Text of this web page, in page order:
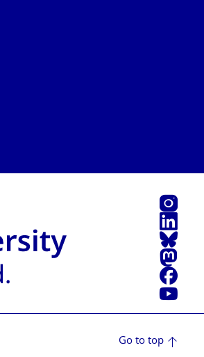
Instagram
LinkedIn
Bluesky
Mastodon
Facebook
YouTube
Go to top